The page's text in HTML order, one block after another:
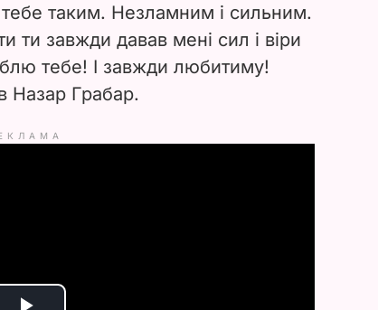
таким. Незламним і сильним.
ти завжди давав мені сил і віри
тебе! І завжди любитиму!
Назар Грабар.